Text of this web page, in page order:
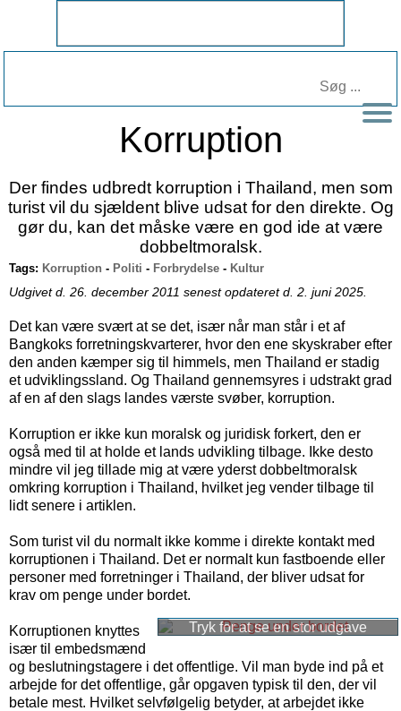
Korruption
Der findes udbredt korruption i Thailand, men som
turist vil du sjældent blive udsat for den direkte. Og
gør du, kan det måske være en god ide at være
dobbeltmoralsk.
Tags: Korruption - Politi - Forbrydelse - Kultur
Udgivet d. 26. december 2011 senest opdateret d. 2. juni 2025.
Det kan være svært at se det, især når man står i et af
Bangkoks forretningskvarterer, hvor den ene skyskraber efter
den anden kæmper sig til himmels, men Thailand er stadig
et udviklingssland. Og Thailand gennemsyres i udstrakt grad
af en af den slags landes værste svøber, korruption.
Korruption er ikke kun moralsk og juridisk forkert, den er
også med til at holde et lands udvikling tilbage. Ikke desto
mindre vil jeg tillade mig at være yderst dobbeltmoralsk
omkring korruption i Thailand, hvilket jeg vender tilbage til
lidt senere i artiklen.
Som turist vil du normalt ikke komme i direkte kontakt med
korruptionen i Thailand. Det er normalt kun fastboende eller
personer med forretninger i Thailand, der bliver udsat for
krav om penge under bordet.
Korruptionen knyttes
især til embedsmænd
og beslutningstagere i det offentlige. Vil man byde ind på et
arbejde for det offentlige, går opgaven typisk til den, der vil
betale mest. Hvilket selvfølgelig betyder, at arbejdet ikke